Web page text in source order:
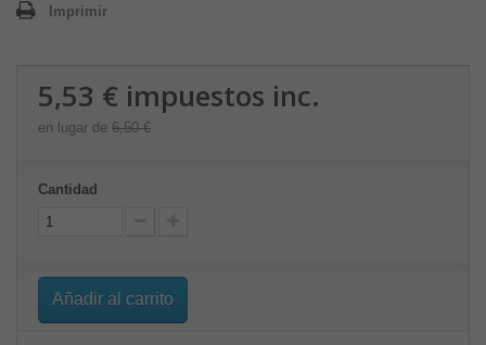
Imprimir
5,53 € impuestos inc.
en lugar de 6,50 €
Cantidad
Añadir al carrito